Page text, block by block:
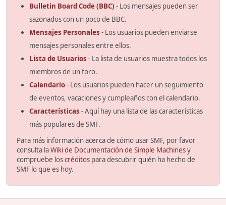
Bulletin Board Code (BBC) - Los mensajes pueden ser
sazonados con un poco de BBC.
Mensajes Personales - Los usuarios pueden enviarse
mensajes personales entre ellos.
Lista de Usuarios - La lista de usuarios muestra todos los
miembros de un foro.
Calendario- Los usuarios pueden hacer un seguimiento
de eventos, vacaciones y cumpleaños con el calendario.
Características - Aquí hay una lista de las características
más populares de SMF.
Para más información acerca de cómo usar SMF, por favor
consulta laWiki de Documentación de Simple Machinesy
compruebe loscréditos para descubrir quién ha hecho de
SMF lo que es hoy.